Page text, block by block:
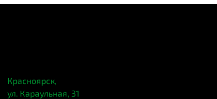
Красноярск,
ул. Караульная, 31